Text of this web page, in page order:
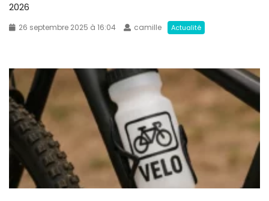
2026
26 septembre 2025 à 16:04 camille Actualité